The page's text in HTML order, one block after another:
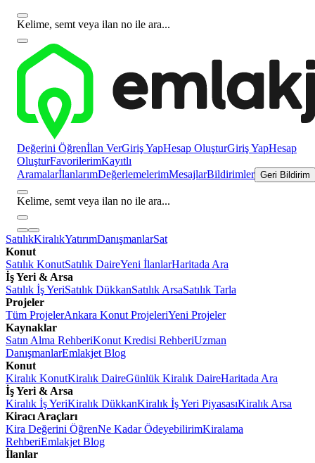
Kelime, semt veya ilan no ile ara...
Değerini Öğrenİlan VerGiriş YapHesap OluşturGiriş YapHesap
OluşturFavorilerimKayıtlı
AramalarİlanlarımDeğerlemelerimMesajlarBildirimler Geri Bildirim
Kelime, semt veya ilan no ile ara...
SatılıkKiralıkYatırımDanışmanlarSat
Konut
Satılık KonutSatılık DaireYeni İlanlarHaritada Ara
İş Yeri & Arsa
Satılık İş YeriSatılık DükkanSatılık ArsaSatılık Tarla
Projeler
Tüm ProjelerAnkara Konut ProjeleriYeni Projeler
Kaynaklar
Satın Alma RehberiKonut Kredisi RehberiUzman
DanışmanlarEmlakjet Blog
Konut
Kiralık KonutKiralık DaireGünlük Kiralık DaireHaritada Ara
İş Yeri & Arsa
Kiralık İş YeriKiralık DükkanKiralık İş Yeri PiyasasıKiralık Arsa
Kiracı Araçları
Kira Değerini ÖğrenNe Kadar ÖdeyebilirimKiralama
RehberiEmlakjet Blog
İlanlar